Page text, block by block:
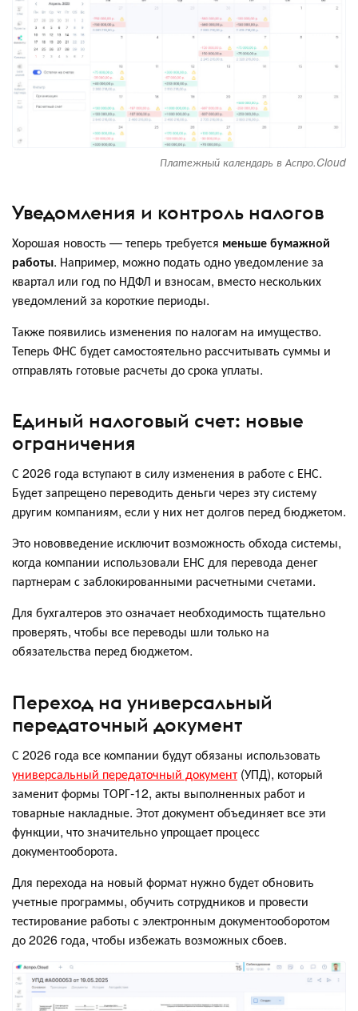
Платежный календарь в Аспро.Cloud
Уведомления и контроль налогов
Хорошая новость — теперь требуется меньше бумажной
работы. Например, можно подать одно уведомление за
квартал или год по НДФЛ и взносам, вместо нескольких
уведомлений за короткие периоды.
Также появились изменения по налогам на имущество.
Теперь ФНС будет самостоятельно рассчитывать суммы и
отправлять готовые расчеты до срока уплаты.
Единый налоговый счет: новые
ограничения
С 2026 года вступают в силу изменения в работе с ЕНС.
Будет запрещено переводить деньги через эту систему
другим компаниям, если у них нет долгов перед бюджетом.
Это нововведение исключит возможность обхода системы,
когда компании использовали ЕНС для перевода денег
партнерам с заблокированными расчетными счетами.
Для бухгалтеров это означает необходимость тщательно
проверять, чтобы все переводы шли только на
обязательства перед бюджетом.
Переход на универсальный
передаточный документ
С 2026 года все компании будут обязаны использовать
универсальный передаточный документ (УПД), который
заменит формы ТОРГ-12, акты выполненных работ и
товарные накладные. Этот документ объединяет все эти
функции, что значительно упрощает процесс
документооборота.
Для перехода на новый формат нужно будет обновить
учетные программы, обучить сотрудников и провести
тестирование работы с электронным документооборотом
до 2026 года, чтобы избежать возможных сбоев.